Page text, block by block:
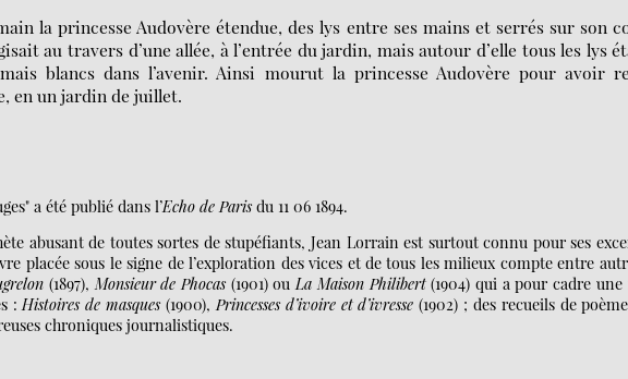
la princesse Audovère étendue, des lys entre ses mains et serrés sur son
au travers d’une allée, à l’entrée du jardin, mais autour d’elle tous les lys
blancs dans l’avenir. Ainsi mourut la princesse Audovère pour avoir
en un jardin de juillet.
a été publié dans l’Echo de Parisdu 11 06 1894.
abusant de toutes sortes de stupéfiants, Jean Lorrain est surtout connu pour ses
placée sous le signe de l’exploration des vices et de tous les milieux compte entre
(1897),Monsieur de Phocas(1901) ouLa Maison Philibert(1904) qui a pour cadre une
:Histoires de masques(1900),Princesses d’ivoire et d’ivresse (1902) ; des recueils de
chroniques journalistiques.